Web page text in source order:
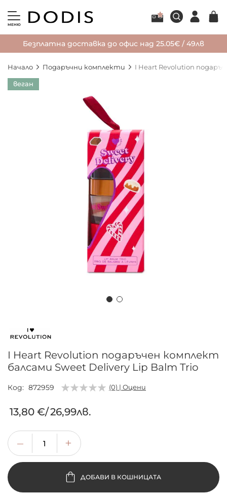
МЕНЮ
Безплатна доставка до офис над 25.05€ / 49лв
Начало Подаръчни комплекти I Heart Revolution
веган
Преминете
началото
галерия
със
снимки
I Heart Revolution подаръчен комплект
балсами Sweet Delivery Lip Balm Trio
Код 872959 (0) | Оцени
13,80 €/26,99лв.
ДОБАВИ В КОШНИЦАТА